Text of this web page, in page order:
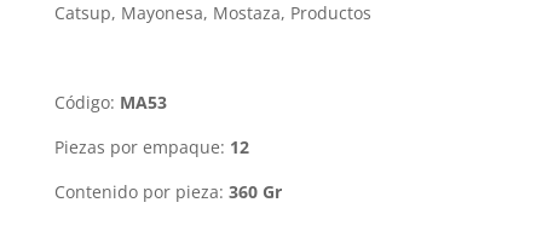
Catsup, Mayonesa, Mostaza, Productos
Código: MA53
Piezas por empaque: 12
Contenido por pieza: 360 Gr